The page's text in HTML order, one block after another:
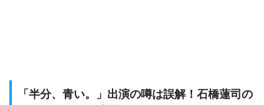
「半分、青い。」出演の噂は誤解！石橋蓮司の